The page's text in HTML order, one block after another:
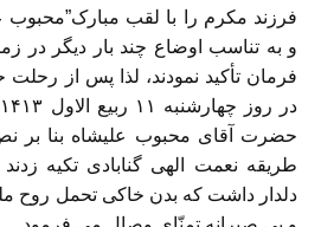
فرزند مکرم را با لقب مبارک”محبوب
و به تناسب اوضاع چند بار دیگر در
فرمان تأکید نمودند، لذا پس از
حضرت آقای محبوب علیشاه بنا بر
طریقه نعمت الهی گنابادی تکیه
دلدار داشت که بدن خاکی تحمل روح